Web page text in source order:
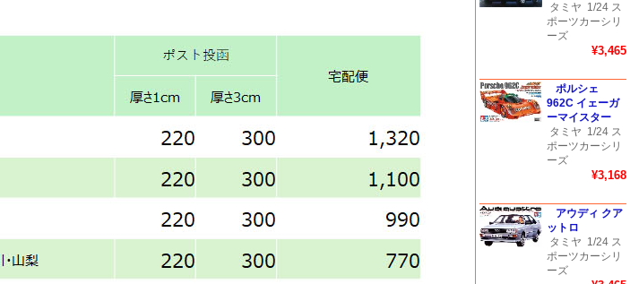
タミヤ 1/24 ス
ポーツカーシリ
ーズ
¥3,465
ポルシェ
962C イェーガ
ーマイスター
タミヤ 1/24 ス
ポーツカーシリ
ーズ
¥3,168
アウディ クア
ットロ
タミヤ 1/24 ス
ポーツカーシリ
ーズ